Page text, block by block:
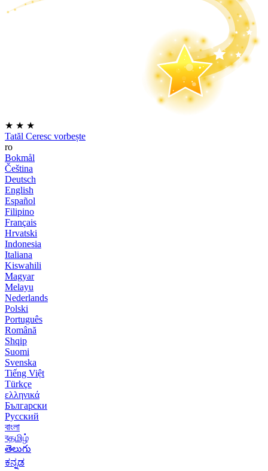
★ ★ ★
Tatăl Ceresc vorbește
ro
Bokmål
Čeština
Deutsch
English
Español
Filipino
Français
Hrvatski
Indonesia
Italiana
Kiswahili
Magyar
Melayu
Nederlands
Polski
Português
Română
Shqip
Suomi
Svenska
Tiếng Việt
Türkçe
ελληνικά
Български
Русский
বাংলা
বதமிழ்
తెలుగు
ಕನ್ನಡ